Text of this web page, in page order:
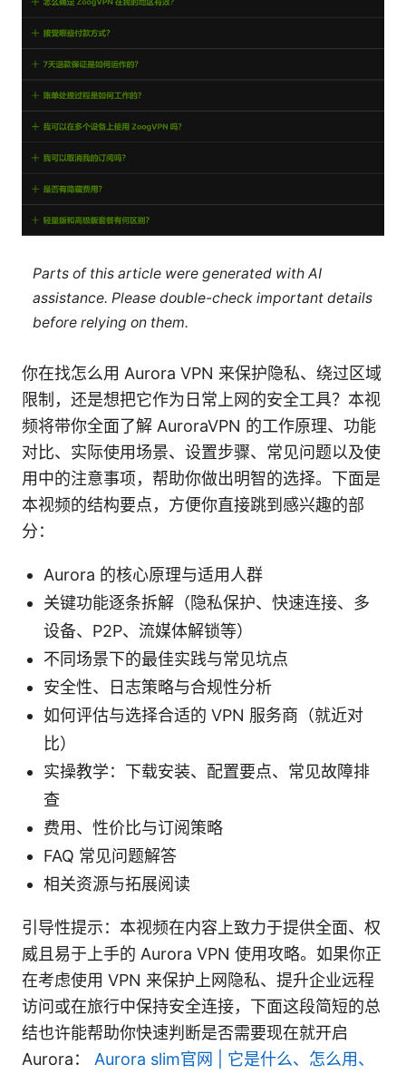
Parts of this article were generated with AI
assistance. Please double-check important details
before relying on them.
你在找怎么用 Aurora VPN 来保护隐私、绕过区域
限制，还是想把它作为日常上网的安全工具？本视
频将带你全面了解 AuroraVPN 的工作原理、功能
对比、实际使用场景、设置步骤、常见问题以及使
用中的注意事项，帮助你做出明智的选择。下面是
本视频的结构要点，方便你直接跳到感兴趣的部
分：
Aurora 的核心原理与适用人群
关键功能逐条拆解（隐私保护、快速连接、多
设备、P2P、流媒体解锁等）
不同场景下的最佳实践与常见坑点
安全性、日志策略与合规性分析
如何评估与选择合适的 VPN 服务商（就近对
比）
实操教学：下载安装、配置要点、常见故障排
查
费用、性价比与订阅策略
FAQ 常见问题解答
相关资源与拓展阅读
引导性提示：本视频在内容上致力于提供全面、权
威且易于上手的 Aurora VPN 使用攻略。如果你正
在考虑使用 VPN 来保护上网隐私、提升企业远程
访问或在旅行中保持安全连接，下面这段简短的总
结也许能帮助你快速判断是否需要现在就开启
Aurora： Aurora slim官网 | 它是什么、怎么用、